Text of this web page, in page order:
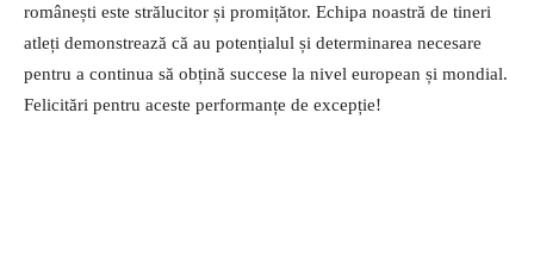
românești este strălucitor și promițător. Echipa noastră de tineri
atleți demonstrează că au potențialul și determinarea necesare
pentru a continua să obțină succese la nivel european și mondial.
Felicitări pentru aceste performanțe de excepție!